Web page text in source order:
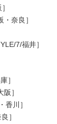
奈良］
7/福井］
］
］
香川］
］